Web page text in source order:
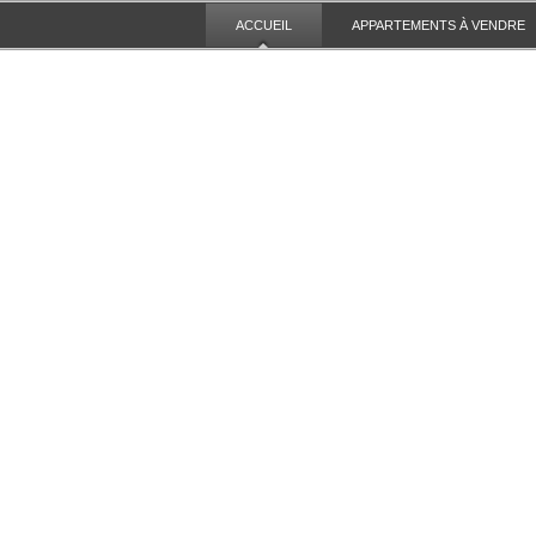
ACCUEIL APPARTEMENTS À VENDRE